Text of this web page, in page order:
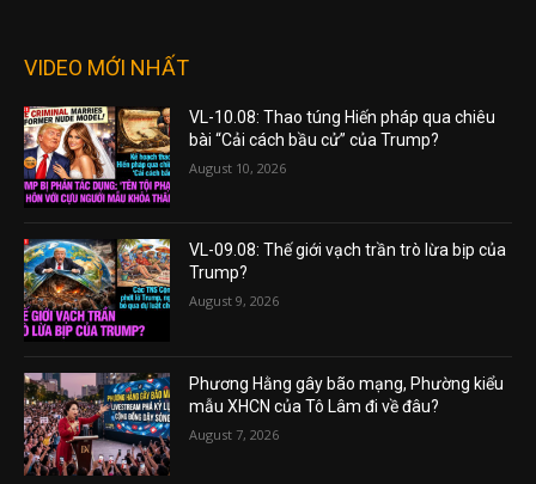
VIDEO MỚI NHẤT
VL-10.08: Thao túng Hiến pháp qua chiêu
bài “Cải cách bầu cử” của Trump?
August 10, 2026
VL-09.08: Thế giới vạch trần trò lừa bịp của
Trump?
August 9, 2026
Phương Hằng gây bão mạng, Phường kiểu
mẫu XHCN của Tô Lâm đi về đâu?
August 7, 2026